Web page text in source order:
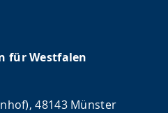
für Westfalen
48143 Münster